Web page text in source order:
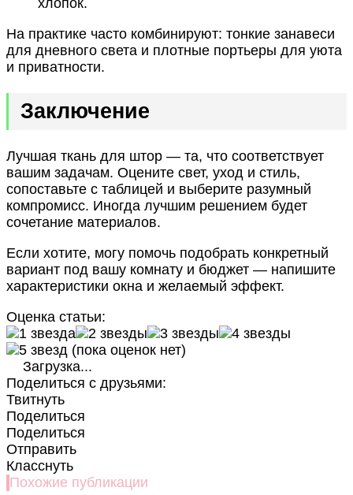
На практике часто комбинируют: тонкие занавеси
для дневного света и плотные портьеры для уюта
и приватности.
Заключение
Лучшая ткань для штор — та, что соответствует
вашим задачам. Оцените свет, уход и стиль,
сопоставьте с таблицей и выберите разумный
компромисс. Иногда лучшим решением будет
сочетание материалов.
Если хотите, могу помочь подобрать конкретный
вариант под вашу комнату и бюджет — напишите
характеристики окна и желаемый эффект.
Оценка статьи:
(пока оценок нет)
Загрузка...
Поделиться с друзьями:
Твитнуть
Поделиться
Поделиться
Отправить
Класснуть
Похожие публикации